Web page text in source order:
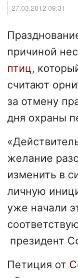
27.03.2012 09:31
причиной
птиц,
считают
за отмену
дня охраны
желание
изменить в
личную
уже начали
президент
Петиция от